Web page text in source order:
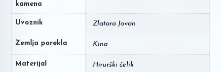
kamena
Uvoznik Zlatara Jovan
Zemlja porekla Kina
Materijal Hirurški čelik